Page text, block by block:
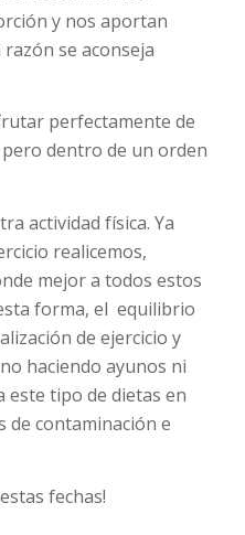
y nos aportan
se aconseja
perfectamente de
dentro de un orden
actividad física. Ya
realicemos,
mejor a todos estos
forma, el equilibrio
de ejercicio y
haciendo ayunos ni
este tipo de dietas en
de contaminación e
fechas!